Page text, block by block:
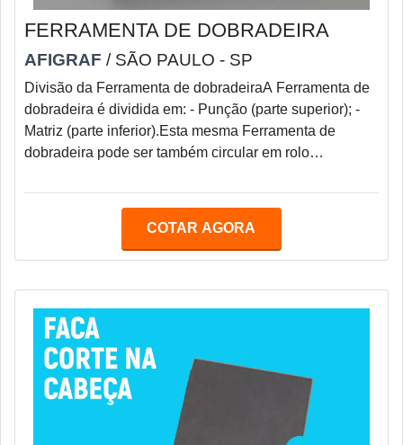
FERRAMENTA DE DOBRADEIRA
AFIGRAF / SÃO PAULO - SP
Divisão da Ferramenta de dobradeiraA Ferramenta de
dobradeira é dividida em: - Punção (parte superior); -
Matriz (parte inferior).Esta mesma Ferramenta de
dobradeira pode ser também circular em rolo
ferramenta, varia conforme o material a ser dobrado,
como chapa xadrez e outros os quais precisam de
COTAR AGORA